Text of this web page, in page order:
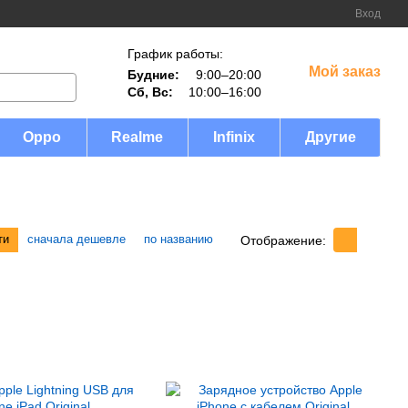
Вход
График работы:
Будние:
9:00–20:00
Сб, Вс:
10:00–16:00
Мой заказ
Oppo Realme Infinix Другие
сначала дешевле по названию Отображение: